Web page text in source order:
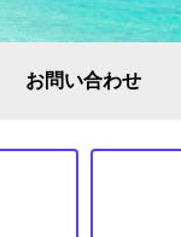
お問い合わせ